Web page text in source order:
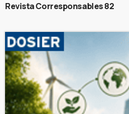
Revista Corresponsables 82